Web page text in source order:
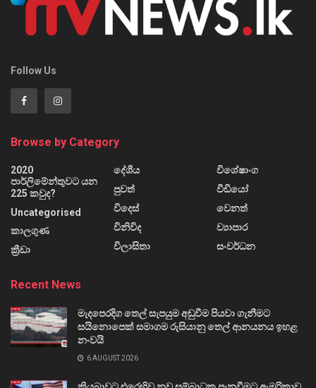
Follow Us
Browse by Category
2020
පාර්ලිමේන්තුවට යන
225 කවුද?
Uncategorised
කාලගුණ
ක්‍රීඩා
දේශීය
පුවත්
විදෙස්
විනිවිද
විලාසිතා
විශේෂාංග
වීඩියෝ
වෙනත්
ව්‍යාපාර
සංවර්ධන
Recent News
මැදපෙරදිග තෙල් සැපයුම අඩුවීම පියවා ගැනීමට
සයිනොපෙක් සමාගම රුසියානු තෙල් ආනයනය ඉහළ
නංවයි
6 AUGUST 2026